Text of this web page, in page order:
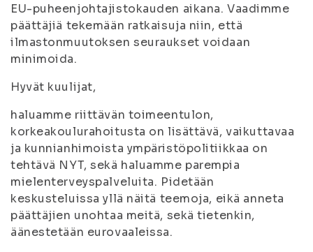
EU-puheenjohtajistokauden aikana. Vaadimme
päättäjiä tekemään ratkaisuja niin, että
ilmastonmuutoksen seuraukset voidaan
minimoida.
Hyvät kuulijat,
haluamme riittävän toimeentulon,
korkeakoulurahoitusta on lisättävä, vaikuttavaa
ja kunnianhimoista ympäristöpolitiikkaa on
tehtävä NYT, sekä haluamme parempia
mielenterveyspalveluita. Pidetään
keskusteluissa yllä näitä teemoja, eikä anneta
päättäjien unohtaa meitä, sekä tietenkin,
äänestetään eurovaaleissa.